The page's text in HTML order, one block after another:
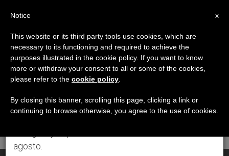
DÍA
Noviembre 11th, 2011
ÚLTIMAS NOTICIAS
×
Aviso importante
Del 27 de julio al 7 de agosto haremos la pausa
anual, aprovechando que en el periodo de verano
se generan menos informaciones y también el
agosto.
x
Notice
This website or its third party tools use cookies, which are
necessary to its functioning and required to achieve the
purposes illustrated in the cookie policy. If you want to know
more or withdraw your consent to all or some of the cookies,
please refer to the cookie policy
By closing this banner, scrolling this page, clicking a link or
continuing to browse otherwise, you agree to the use of cookies.